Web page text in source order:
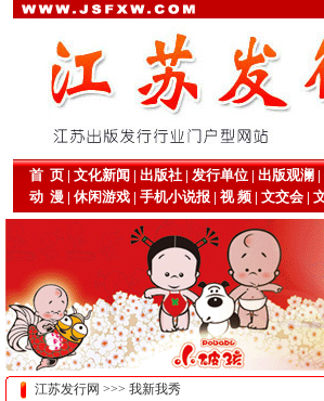
首 页| 文化新闻 | 出版社| 发行单位| 出版观澜 |
动 漫| 休闲游戏| 手机小说报| 视 频| 文交会|
江苏发行网 >>> 我新我秀